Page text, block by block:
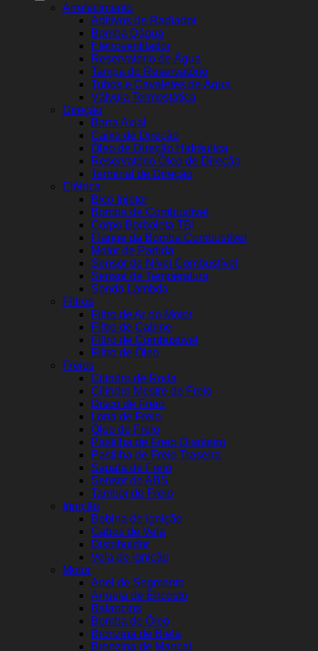
Arrefecimento
Aditivos de Radiador
Bomba Dágua
Eletroventilador
Reservatório de Água
Tampa do Reservatório
Tubos e Cavaletes de Água
Válvula Termostática
Direção
Barra Axial
Caixa de Direção
Óleo de Direção Hidráulica
Reservatório Óleo de Direção
Terminal de Direção
Elétrica
Bico Injetor
Bomba de Combustível
Corpo Borboleta TBI
Flange da Bomba Combustível
Motor de Partida
Sensor de Nível Combustível
Sensor de Temperatura
Sonda Lambda
Filtros
Filtro de Ar do Motor
Filtro de Cabine
Filtro de Combustível
Filtro de Óleo
Freios
Cilindro de Roda
Cilindro Mestre de Freio
Disco de Freio
Lona de Freio
Óleo de Freio
Pastilha de Freio Dianteiro
Pastilha de Freio Traseira
Sapata de Freio
Sensor do ABS
Tambor de Freio
Ignição
Bobina de Ignição
Cabos de Vela
Distribuidor
Vela de Ignição
Motor
Anel de Segmento
Arruela de Encosto
Balancins
Bomba de Óleo
Bronzina de Biela
Bronzina de Mancal